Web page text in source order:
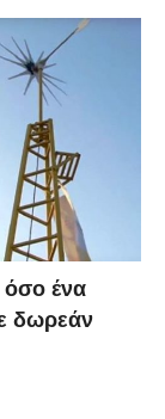
όσο ένα
δωρεάν